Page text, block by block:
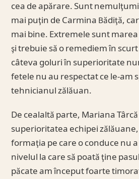
cea de apărare. Sunt
mai puţin de Carmina Bădiţă,
mai bine. Extremele sunt
şi trebuie să o remediem în
câteva goluri în superioritate
fetele nu au respectat ce le-am
tehnicianul zălăuan.
De cealaltă parte, Mariana
superioritatea echipei
formaţia pe care o conduce nu
nivelul la care să poată ţine
păcate am început foarte